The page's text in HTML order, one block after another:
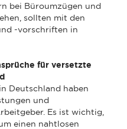
bei Büroumzügen und
sollten mit den
-vorschriften in
für versetzte
Deutschland haben
und
Es ist wichtig,
einen nahtlosen